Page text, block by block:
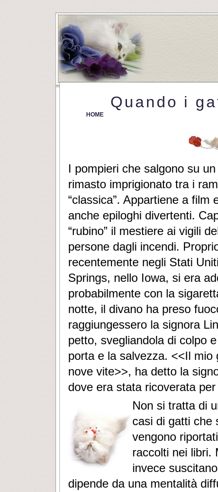
Quando i
HOME
I pompieri che salgono su
rimasto imprigionato tra i
“classica”. Appartiene a
anche epiloghi divertenti.
“rubino” il mestiere ai vigili
persone dagli incendi.
recentemente negli Stati
Springs, nello Iowa, si era
probabilmente con la
notte, il divano ha preso
raggiungessero la signora
petto, svegliandola di colpo
porta e la salvezza. <<Il
nove vite>>, ha detto la
dove era stata ricoverata
Non si tratta di
casi di gatti che
vengono
raccolti nei libri.
invece
dipende da una mentalità